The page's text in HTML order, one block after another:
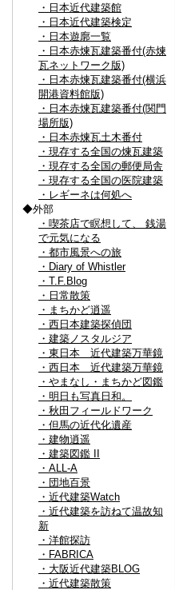
・日本近代建築館
・日本近代建築検定
・日本遊廓一覧
・日本赤煉瓦建築番付(赤煉
瓦ネットワーク版)
・日本赤煉瓦建築番付(横浜
開港資料館版)
・日本赤煉瓦建築番付(関門
場所版)
・日本赤煉瓦土木番付
・現存する全国の煉瓦建築
・現存する全国の郵便局舎
・現存する全国の医院建築
・レギーネは何処へ
◆外部
・喫茶店で瞑想して、 銭湯
で元気になる
・都市風景への旅
・Diary of Whistler
・T.F.Blog
・日常散策
・まちかど逍遥
・西日本建築探偵団
・建築ノスタルジア
・東日本 近代建築万華鏡
・西日本 近代建築万華鏡
・やまなし・まちかど図鑑
・明日も写真日和。
・秋田フィールドワーク
・但馬の近代化遺産
・建物逍遥
・建築図鑑 II
・ALL-A
・団地百景
・近代建築Watch
・近代建築を訪ねて温故知
新
・洋館探訪
・FABRICA
・大阪近代建築BLOG
・近代建築散策